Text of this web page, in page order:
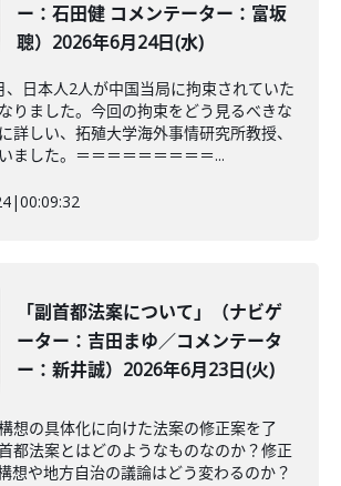
ー：石田健 コメンテーター：富坂
聰）2026年6月24日(水)
、日本人2人が中国当局に拘束されていた
りました。今回の拘束をどう見るべきな
詳しい、拓殖大学海外事情研究所教授、
ました。＝＝＝＝＝＝＝＝＝...
|00:09:32
「副首都法案について」（ナビゲ
ーター：吉田まゆ／コメンテータ
ー：新井誠）2026年6月23日(火)
想の具体化に向けた法案の修正案を了
都法案とはどのようなものなのか？修正
想や地方自治の議論はどう変わるのか？